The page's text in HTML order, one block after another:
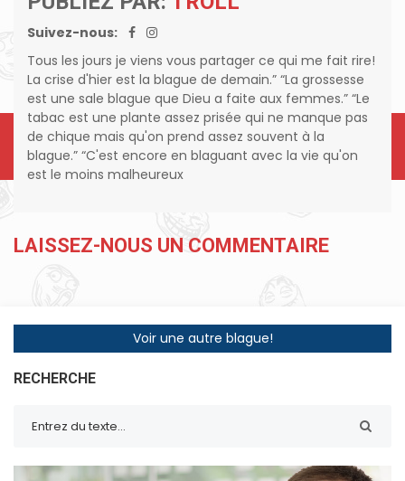
Suivez-nous:
Tous les jours je viens vous partager ce qui me fait rire!
La crise d'hier est la blague de demain.” “La grossesse
est une sale blague que Dieu a faite aux femmes.” “Le
tabac est une plante assez prisée qui ne manque pas
de chique mais qu'on prend assez souvent à la
blague.” “C'est encore en blaguant avec la vie qu'on
est le moins malheureux
LAISSEZ-NOUS UN COMMENTAIRE
Voir une autre blague!
RECHERCHE